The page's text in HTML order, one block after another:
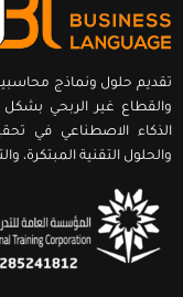
تقديم حلول ونماذج
والقطاع غير الربحي
الذكاء الاصطناعي في
والحلول التقنية المبتكرة،